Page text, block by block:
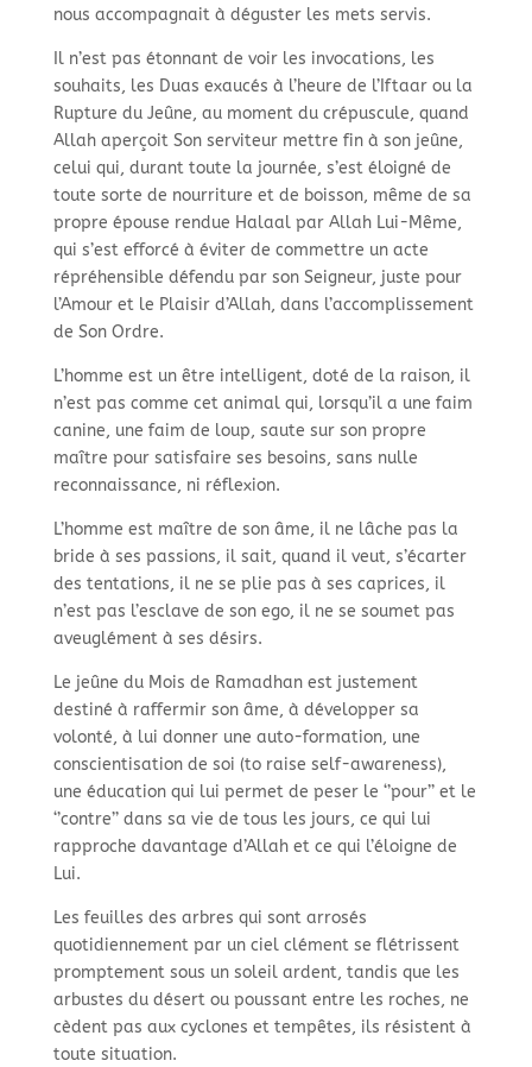
nous accompagnait à déguster les mets servis.
Il n’est pas étonnant de voir les invocations, les
souhaits, les Duas exaucés à l’heure de l’Iftaar ou la
Rupture du Jeûne, au moment du crépuscule, quand
Allah aperçoit Son serviteur mettre fin à son jeûne,
celui qui, durant toute la journée, s’est éloigné de
toute sorte de nourriture et de boisson, même de sa
propre épouse rendue Halaal par Allah Lui-Même,
qui s’est efforcé à éviter de commettre un acte
répréhensible défendu par son Seigneur, juste pour
l’Amour et le Plaisir d’Allah, dans l’accomplissement
de Son Ordre.
L’homme est un être intelligent, doté de la raison, il
n’est pas comme cet animal qui, lorsqu’il a une faim
canine, une faim de loup, saute sur son propre
maître pour satisfaire ses besoins, sans nulle
reconnaissance, ni réflexion.
L’homme est maître de son âme, il ne lâche pas la
bride à ses passions, il sait, quand il veut, s’écarter
des tentations, il ne se plie pas à ses caprices, il
n’est pas l’esclave de son ego, il ne se soumet pas
aveuglément à ses désirs.
Le jeûne du Mois de Ramadhan est justement
destiné à raffermir son âme, à développer sa
volonté, à lui donner une auto-formation, une
conscientisation de soi (to raise self-awareness),
une éducation qui lui permet de peser le ‘’pour’’ et le
‘’contre’’ dans sa vie de tous les jours, ce qui lui
rapproche davantage d’Allah et ce qui l’éloigne de
Lui.
Les feuilles des arbres qui sont arrosés
quotidiennement par un ciel clément se flétrissent
promptement sous un soleil ardent, tandis que les
arbustes du désert ou poussant entre les roches, ne
cèdent pas aux cyclones et tempêtes, ils résistent à
toute situation.